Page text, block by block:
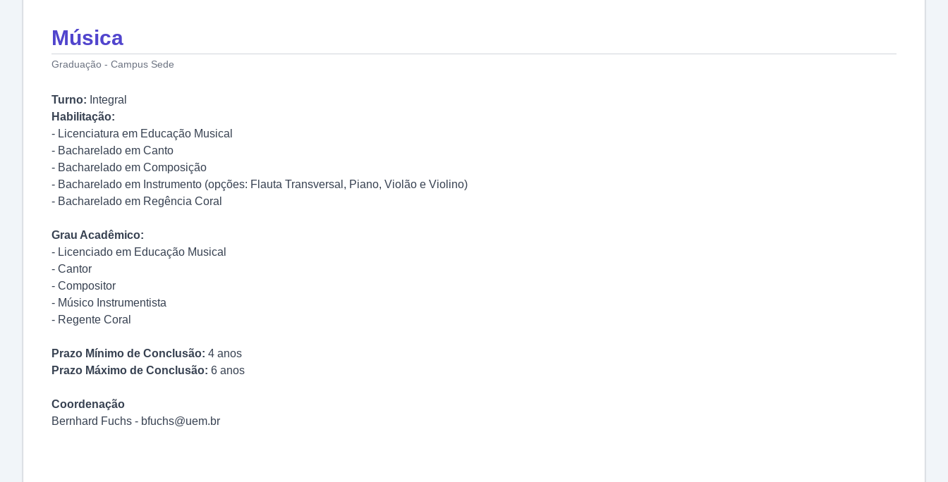
Música
Graduação - Campus Sede
Turno: Integral
Habilitação:
- Licenciatura em Educação Musical
- Bacharelado em Canto
- Bacharelado em Composição
- Bacharelado em Instrumento (opções: Flauta Transversal, Piano, Violão e Violino)
- Bacharelado em Regência Coral
Grau Acadêmico:
- Licenciado em Educação Musical
- Cantor
- Compositor
- Músico Instrumentista
- Regente Coral
Prazo Mínimo de Conclusão: 4 anos
Prazo Máximo de Conclusão: 6 anos
Coordenação
Bernhard Fuchs - bfuchs@uem.br